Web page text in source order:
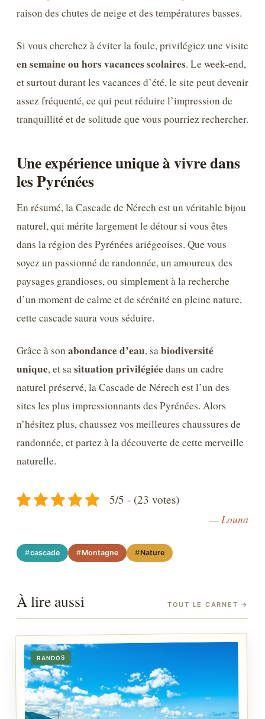
raison des chutes de neige et des températures basses.
Si vous cherchez à éviter la foule, privilégiez une visite
en semaine ou hors vacances scolaires. Le week-end,
et surtout durant les vacances d’été, le site peut devenir
assez fréquenté, ce qui peut réduire l’impression de
tranquillité et de solitude que vous pourriez rechercher.
Une expérience unique à vivre dans
les Pyrénées
En résumé, la Cascade de Nérech est un véritable bijou
naturel, qui mérite largement le détour si vous êtes
dans la région des Pyrénées ariégeoises. Que vous
soyez un passionné de randonnée, un amoureux des
paysages grandioses, ou simplement à la recherche
d’un moment de calme et de sérénité en pleine nature,
cette cascade saura vous séduire.
Grâce à son abondance d’eau, sabiodiversité
unique, et sasituation privilégiéedans un cadre
naturel préservé, la Cascade de Nérech est l’un des
sites les plus impressionnants des Pyrénées. Alors
n’hésitez plus, chaussez vos meilleures chaussures de
randonnée, et partez à la découverte de cette merveille
naturelle.
5/5 - (23 votes)
— Louna
cascade Montagne Nature
À lire aussi TOUT LE CARNET →
RANDOS